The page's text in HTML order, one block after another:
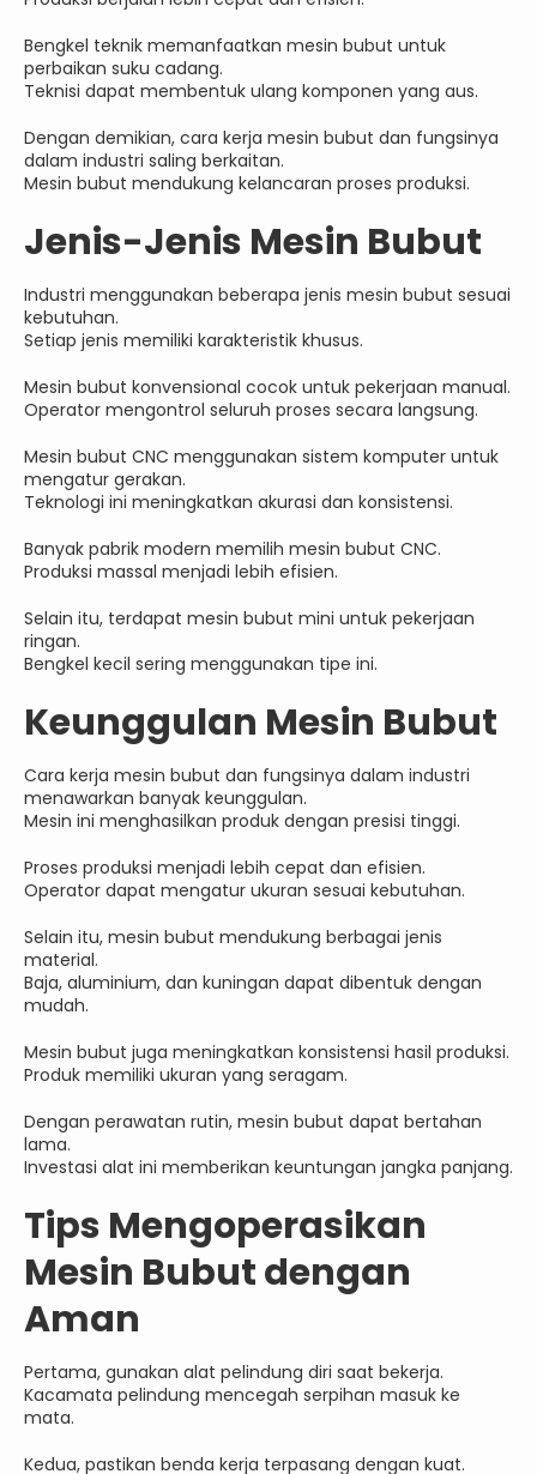
Bengkel teknik memanfaatkan mesin bubut untuk
perbaikan suku cadang.
Teknisi dapat membentuk ulang komponen yang aus.
Dengan demikian, cara kerja mesin bubut dan fungsinya
dalam industri saling berkaitan.
Mesin bubut mendukung kelancaran proses produksi.
Jenis-Jenis Mesin Bubut
Industri menggunakan beberapa jenis mesin bubut sesuai
kebutuhan.
Setiap jenis memiliki karakteristik khusus.
Mesin bubut konvensional cocok untuk pekerjaan manual.
Operator mengontrol seluruh proses secara langsung.
Mesin bubut CNC menggunakan sistem komputer untuk
mengatur gerakan.
Teknologi ini meningkatkan akurasi dan konsistensi.
Banyak pabrik modern memilih mesin bubut CNC.
Produksi massal menjadi lebih efisien.
Selain itu, terdapat mesin bubut mini untuk pekerjaan
ringan.
Bengkel kecil sering menggunakan tipe ini.
Keunggulan Mesin Bubut
Cara kerja mesin bubut dan fungsinya dalam industri
menawarkan banyak keunggulan.
Mesin ini menghasilkan produk dengan presisi tinggi.
Proses produksi menjadi lebih cepat dan efisien.
Operator dapat mengatur ukuran sesuai kebutuhan.
Selain itu, mesin bubut mendukung berbagai jenis
material.
Baja, aluminium, dan kuningan dapat dibentuk dengan
mudah.
Mesin bubut juga meningkatkan konsistensi hasil produksi.
Produk memiliki ukuran yang seragam.
Dengan perawatan rutin, mesin bubut dapat bertahan
lama.
Investasi alat ini memberikan keuntungan jangka panjang.
Tips Mengoperasikan
Mesin Bubut dengan
Aman
Pertama, gunakan alat pelindung diri saat bekerja.
Kacamata pelindung mencegah serpihan masuk ke
mata.
Kedua, pastikan benda kerja terpasang dengan kuat.